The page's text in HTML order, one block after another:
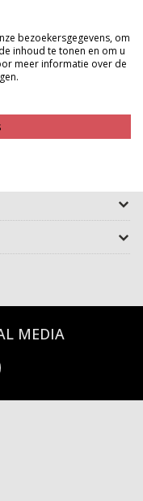
met deze
elegante V-hals,
echt een must-
van onze prachtige
Voeg deze
je garderobe en
en stijl!
MEDIA
bezoekersgegevens, om
inhoud te tonen en om u
meer informatie over de